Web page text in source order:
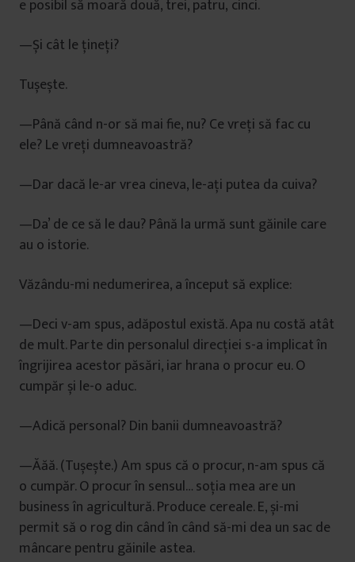
e posibil să moară două, trei, patru, cinci.
—Și cât le țineți?
Tușește.
—Până când n-or să mai fie, nu? Ce vreți să fac cu
ele? Le vreți dumneavoastră?
—Dar dacă le-ar vrea cineva, le-ați putea da cuiva?
—Da’ de ce să le dau? Până la urmă sunt găinile care
au o istorie.
Văzându-mi nedumerirea, a început să explice:
—Deci v-am spus, adăpostul există. Apa nu costă atât
de mult. Parte din personalul direcției s-a implicat în
îngrijirea acestor păsări, iar hrana o procur eu. O
cumpăr și le-o aduc.
—Adică personal? Din banii dumneavoastră?
—Ăăă. (Tușește.) Am spus că o procur, n-am spus că
o cumpăr. O procur în sensul… soția mea are un
business în agricultură. Produce cereale. E, și-mi
permit să o rog din când în când să-mi dea un sac de
mâncare pentru găinile astea.